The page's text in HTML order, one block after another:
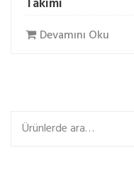
Devamını Oku